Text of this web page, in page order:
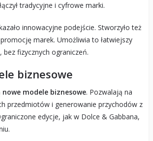
tradycyjne i cyfrowe marki.
innowacyjne podejście. Stworzyło też
marek. Umożliwia to łatwiejszy
fizycznych ograniczeń.
biznesowe
nowe modele biznesowe. Pozwalają na
przedmiotów i generowanie przychodów z
edycje, jak w Dolce & Gabbana,